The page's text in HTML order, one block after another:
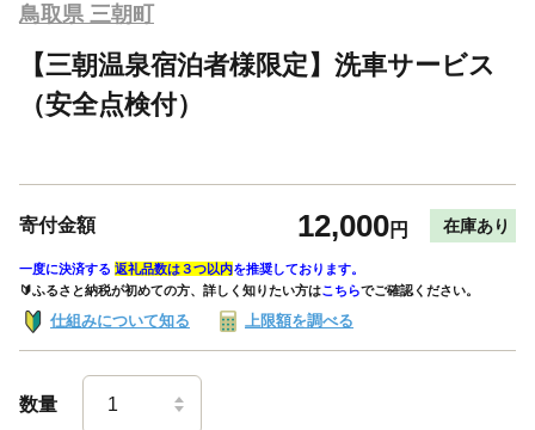
鳥取県 三朝町
【三朝温泉宿泊者様限定】洗車サービス
（安全点検付）
寄付金額 12,000円 在庫あり
一度に決済する 返礼品数は３つ以内を推奨しております。
🔰ふるさと納税が初めての方、詳しく知りたい方はこちらでご確認ください。
仕組みについて知る 上限額を調べる
数量